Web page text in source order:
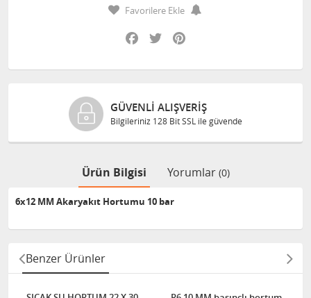
Favorilere Ekle
Facebook
Twitter
GÜVENLI ALIŞVERIŞ
Bilgileriniz 128 Bit SSL ile güvende
Ürün Bilgisi Yorumlar (0)
6x12 MM Akaryakıt Hortumu 10 bar
Benzer Ürünler